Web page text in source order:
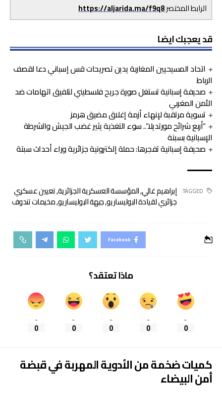
الرابط المختصرhttps://aljarida.ma/f9q8
قد يعجبك ايضا
اتحاد المسيحيين المغاربة يدين تصريحات قس إسباني دعا لقصف
الرباط
صحيفة إسبانية تستغل صورة جريح فلسطيني لتلفيق اتهامات ضد
الأمن المغربي
تسوية مرتقبة لإنهاء أزمة إغلاق مضيق هرمز
“أربع شرائح مورتديلا”.. سوء التغذية يثير غضب الجيش والشرطة
الإسبانية بسبتة
صحيفة إسبانية تفجرها: حملة إلكترونية جزائرية وراء أحداث سبتة
TAGGED: إبراهيم غالي,المؤسسة العسكرية الجزائرية,تعيين عسكري
جزائري لقيادة البوليساريو,جبهة البوليساريو,مخيمات تندوف
Facebook
ماذا تعتقد؟
0
0
0
0
0
كميات ضخمة من الأدوية المهربة في قبضة
أمن البيضاء